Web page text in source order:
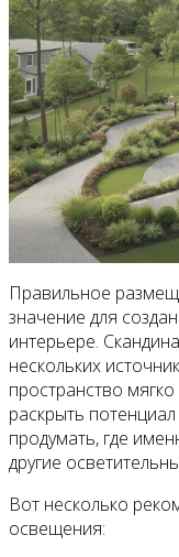
Правильное
значение для
интерьере.
нескольких
пространство
раскрыть
продумать, где
другие
Вот несколько
освещения: